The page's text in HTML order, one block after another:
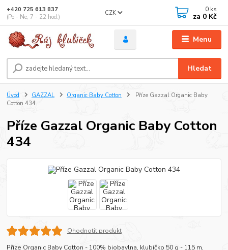
Menu
CZK
Hledat
+420 725 613 837
(Po - Ne, 7 - 22 hod.)
0 ks
za 0 Kč
Úvod GAZZAL Organic Baby Cotton
Příze Gazzal Organic Baby
Cotton 434
Příze Gazzal Organic Baby Cotton
434
Ohodnotit produkt
Příze Organic Baby Cotton - 100% biobavlna, klubíčko 50 g - 115 m,